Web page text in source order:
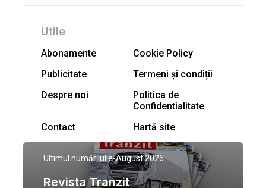
Utile
Abonamente
Cookie Policy
Publicitate
Termeni și condiții
Despre noi
Politica de
Confidentialitate
Contact
Hartă site
Ultimul număr:Iulie-August 2026
Revista Tranzit